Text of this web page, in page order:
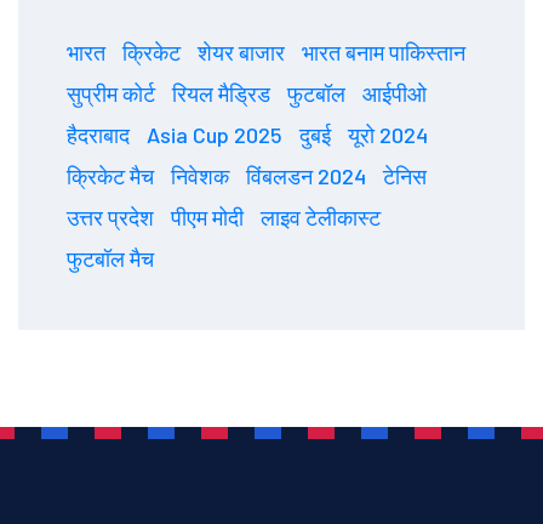
भारत क्रिकेट शेयर बाजार
भारत बनाम पाकिस्तान
सुप्रीम कोर्ट
रियल मैड्रिड फुटबॉल
आईपीओ
हैदराबाद
Asia Cup 2025 दुबई
यूरो 2024
क्रिकेट मैच
निवेशक विंबलडन 2024
टेनिस
उत्तर प्रदेश
पीएम मोदी
लाइव टेलीकास्ट
फुटबॉल मैच